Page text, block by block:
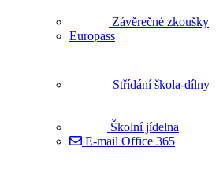
Závěrečné zkoušky
Europass
Střídání škola-dílny
Školní jídelna
E-mail Office 365